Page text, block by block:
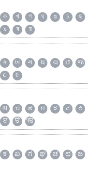
ক খ গ ঘ ঙ চ ছ
৯ ৰ ৱ
ક ખ ગ ઘ ચ છ જ
૮ ૯
ਘ ਚ ਛ ਜ ਝ ਟ ਠ
ੲ ੳ ੴ
ಕ ಖ ಗ ಘ ಚ ಛ ಜ